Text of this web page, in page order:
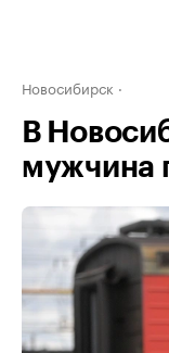
Новосибирск
В
мужчина